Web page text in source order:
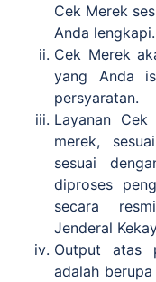
Cek Merek
Anda lengkapi.
Cek Merek
yang Anda
persyaratan.
Layanan
merek,
sesuai
diproses
secara
Jenderal
Output atas
adalah